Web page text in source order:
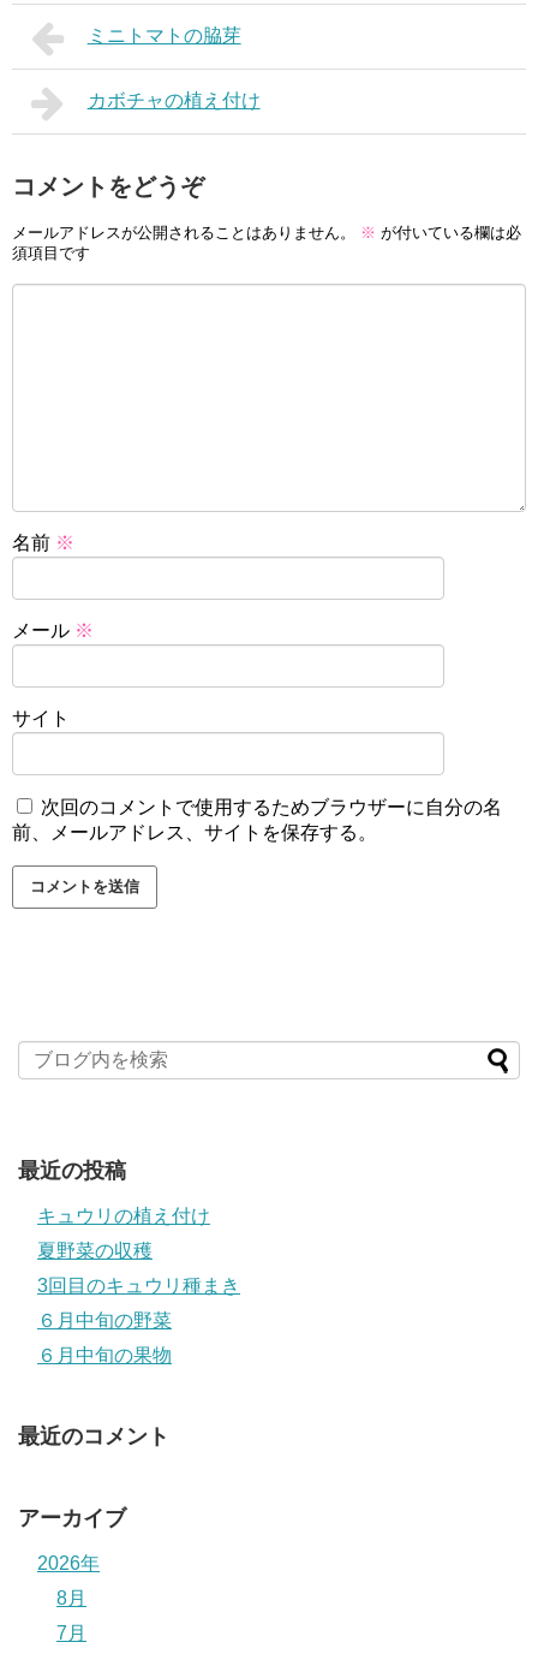
ミニトマトの脇芽
カボチャの植え付け
コメントをどうぞ
メールアドレスが公開されることはありません。 ※ が付いている欄は必
須項目です
名前 ※
メール ※
サイト
次回のコメントで使用するためブラウザーに自分の名
前、メールアドレス、サイトを保存する。
最近の投稿
キュウリの植え付け
夏野菜の収穫
3回目のキュウリ種まき
６月中旬の野菜
６月中旬の果物
最近のコメント
アーカイブ
2026年
8月
7月